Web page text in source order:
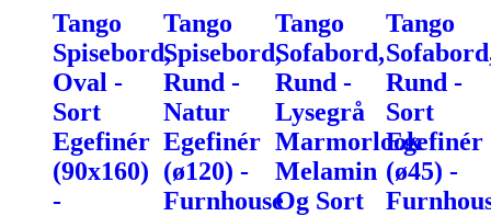
Tango
Spisebord,
Oval -
Sort
Egefinér
(90x160)
-
Tango
Spisebord,
Rund -
Natur
Egefinér
(ø120) -
Furnhouse
Tango
Sofabord,
Rund -
Lysegrå
Marmorlook
Melamin
Og Sort
Tango
Rund -
Sort
Egefinér
(ø45) -